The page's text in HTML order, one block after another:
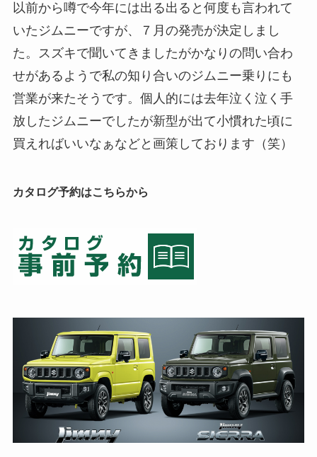
以前から噂で今年には出る出ると何度も言われて
いたジムニーですが、７月の発売が決定しまし
た。スズキで聞いてきましたがかなりの問い合わ
せがあるようで私の知り合いのジムニー乗りにも
営業が来たそうです。個人的には去年泣く泣く手
放したジムニーでしたが新型が出て小慣れた頃に
買えればいいなぁなどと画策しております（笑）
カタログ予約はこちらから